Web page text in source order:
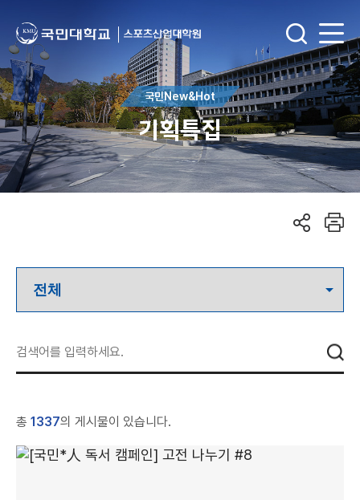
국민New&Hot
기획특집
총 1337의 게시물이 있습니다.